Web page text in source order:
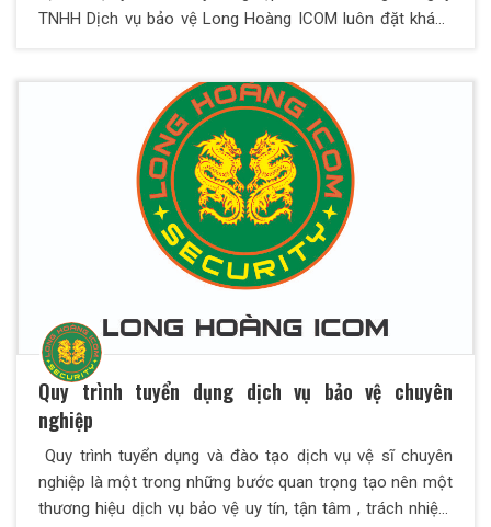
TNHH Dịch vụ bảo vệ Long Hoàng ICOM luôn đặt khách
quy trình tuyển dụng nhân viên bảo vệ kĩ lưỡng, đảm bảo
chất lượng đội ngũ nhân viên.
Quy trình tuyển dụng dịch vụ bảo vệ chuyên
nghiệp
Quy trình tuyển dụng và đào tạo dịch vụ vệ sĩ chuyên
nghiệp là một trong những bước quan trọng tạo nên một
thương hiệu dịch vụ bảo vệ uy tín, tận tâm , trách nhiệm